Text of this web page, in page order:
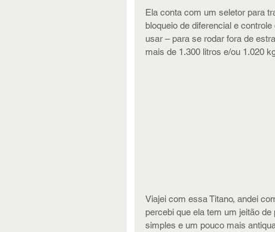
Ela conta com um seletor para
bloqueio de diferencial e
usar – para se rodar fora de
mais de 1.300 litros e/ou 1.020
Viajei com essa Titano, andei
percebi que ela tem um jeitão
simples e um pouco mais